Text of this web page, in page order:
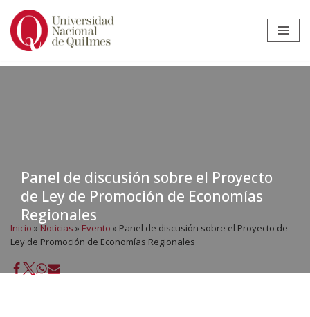
Ir
Panel de discusión sobre el Proyecto
de Ley de Promoción de Economías
Regionales
Inicio »Noticias » Evento » Panel de discusión sobre el Proyecto de
Ley de Promoción de Economías Regionales